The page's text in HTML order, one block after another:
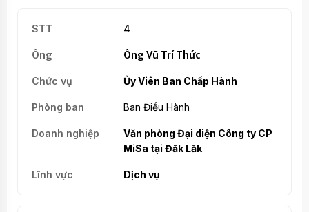
4
Ông Vũ Trí Thức
Ủy Viên Ban Chấp Hành
Ban Điều Hành
Văn phòng Đại diện Công ty CP
MiSa tại Đăk Lăk
Dịch vụ